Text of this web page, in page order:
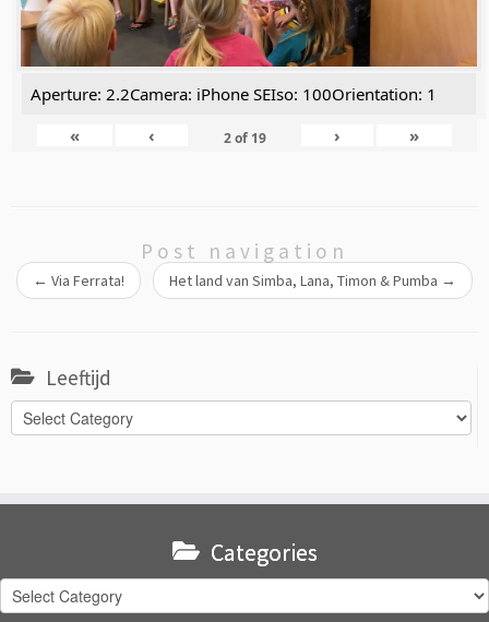
Aperture: 2.2Camera: iPhone SEIso: 100Orientation: 1
«
‹ 2of 19 › »
Post navigation
← Via Ferrata! Het land van Simba, Lana, Timon & Pumba →
Leeftijd
Leeftijd
Categories
Categories